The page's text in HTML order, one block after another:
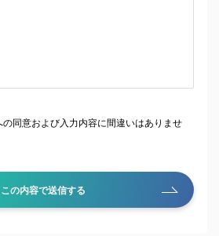
同意および入力内容に間違いはありませ
この内容で送信する